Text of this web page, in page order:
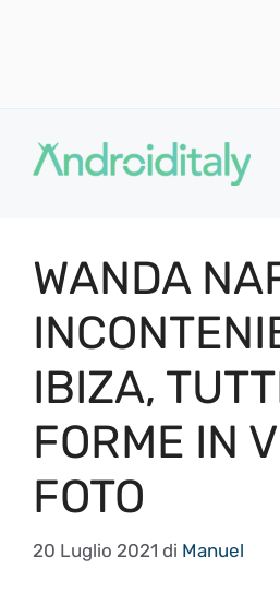
contenuto
WANDA
IBIZA,
FORME IN
FOTO
20 Luglio 2021 di Manuel